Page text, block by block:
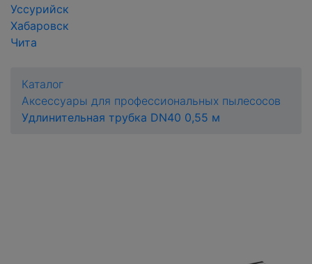
Уссурийск
Хабаровск
Чита
Каталог
Аксессуары для профессиональных пылесосов
Удлинительная трубка DN40 0,55 м